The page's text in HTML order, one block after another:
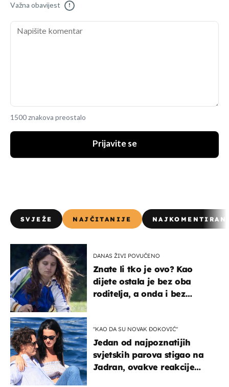
Važna obavijest !
1500 znakova preostalo
Prijavite se
SVJEŽE NAJČITANIJE
DANAS ŽIVI POVUČENO
Znate li tko je ovo? Kao
dijete ostala je bez oba
roditelja, a onda i bez
"KAO DA SU NOVAK ĐOKOVIĆ"
Jedan od najpoznatijih
svjetskih parova stigao na
Jadran, ovakve reakcije